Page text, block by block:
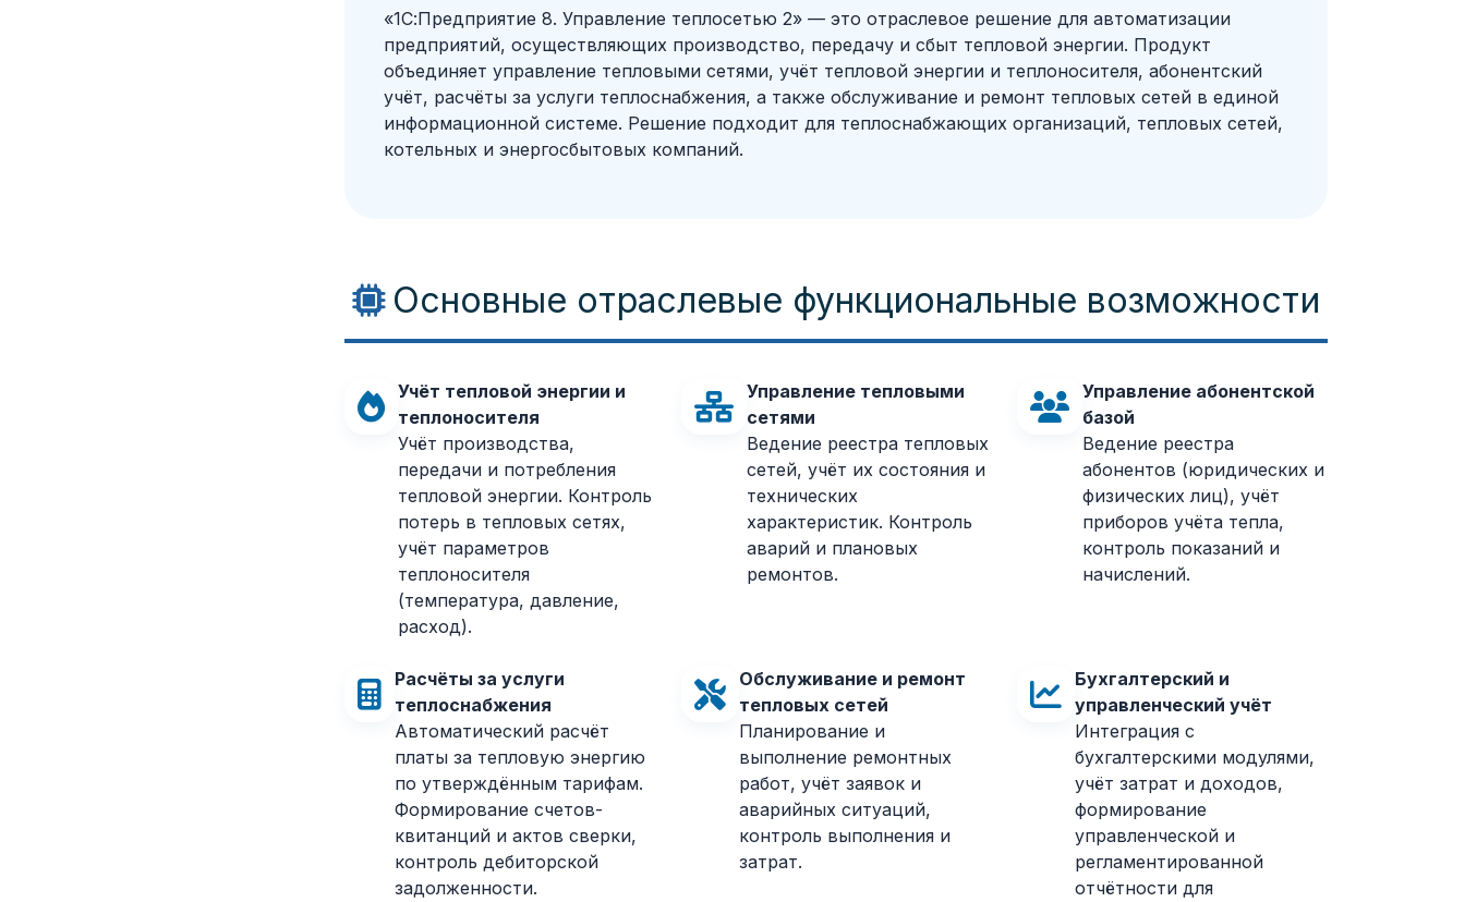
«1С:Предприятие 8. Управление теплосетью 2» — это отраслевое решение для автоматизации
предприятий, осуществляющих производство, передачу и сбыт тепловой энергии. Продукт
объединяет управление тепловыми сетями, учёт тепловой энергии и теплоносителя, абонентский
учёт, расчёты за услуги теплоснабжения, а также обслуживание и ремонт тепловых сетей в единой
информационной системе. Решение подходит для теплоснабжающих организаций, тепловых сетей,
котельных и энергосбытовых компаний.
Основные отраслевые функциональные возможности
Учёт тепловой энергии и
теплоносителя
Учёт производства,
передачи и потребления
тепловой энергии. Контроль
потерь в тепловых сетях,
учёт параметров
теплоносителя
(температура, давление,
расход).
Управление тепловыми
сетями
Ведение реестра тепловых
сетей, учёт их состояния и
технических
характеристик. Контроль
аварий и плановых
ремонтов.
Управление абонентской
базой
Ведение реестра
абонентов (юридических и
физических лиц), учёт
приборов учёта тепла,
контроль показаний и
начислений.
Расчёты за услуги
теплоснабжения
Автоматический расчёт
платы за тепловую энергию
по утверждённым тарифам.
Формирование счетов-
квитанций и актов сверки,
контроль дебиторской
задолженности.
Обслуживание и ремонт
тепловых сетей
Планирование и
выполнение ремонтных
работ, учёт заявок и
аварийных ситуаций,
контроль выполнения и
затрат.
Бухгалтерский и
управленческий учёт
Интеграция с
бухгалтерскими модулями,
учёт затрат и доходов,
формирование
управленческой и
регламентированной
отчётности для